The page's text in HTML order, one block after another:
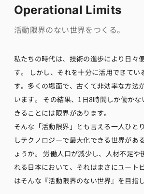
Operational Limits
活動限界のない世界をつくる。
私たちの時代は、技術の進歩により日々
す。 しかし、それを十分に活用できてい
す。多くの場面で、古くて非効率な方法
います。 その結果、1日8時間しか働かな
きることには限界があります。
そんな「活動限界」とも言える一人ひと
しテクノロジーで最大化できる世界があ
ょうか。 労働人口が減少し、人材不足や
れる日本において、それはまさにユート
はそんな『活動限界のない世界』を目指